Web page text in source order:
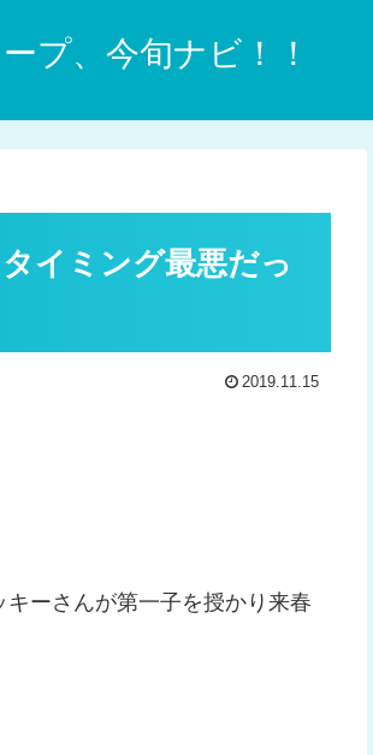
プ、今旬ナビ！！
イミング最悪だっ
2019.11.15
ーさんが第一子を授かり来春